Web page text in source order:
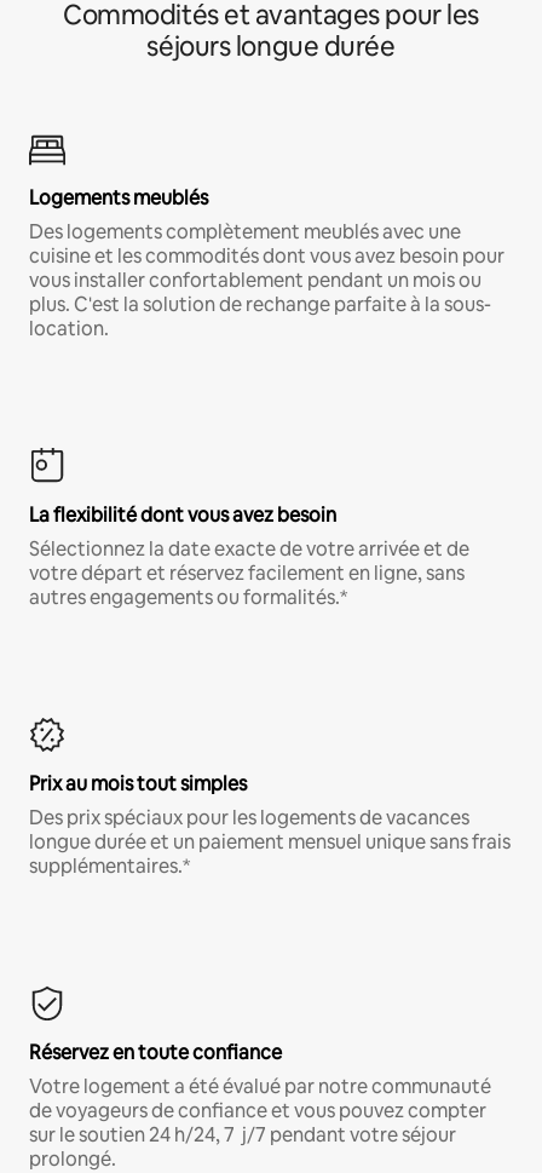
Commodités et avantages pour les
séjours longue durée
Logements meublés
Des logements complètement meublés avec une
cuisine et les commodités dont vous avez besoin pour
vous installer confortablement pendant un mois ou
plus. C'est la solution de rechange parfaite à la sous-
location.
La flexibilité dont vous avez besoin
Sélectionnez la date exacte de votre arrivée et de
votre départ et réservez facilement en ligne, sans
autres engagements ou formalités.*
Prix au mois tout simples
Des prix spéciaux pour les logements de vacances
longue durée et un paiement mensuel unique sans frais
supplémentaires.*
Réservez en toute confiance
Votre logement a été évalué par notre communauté
de voyageurs de confiance et vous pouvez compter
sur le soutien 24 h/24, 7 j/7 pendant votre séjour
prolongé.